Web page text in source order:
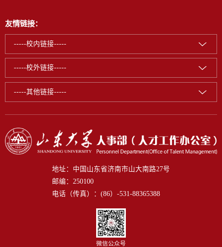
友情链接：
-----校内链接-----
-----校外链接-----
-----其他链接-----
地址：中国山东省济南市山大南路27号
邮编：250100
电话（传真）：(86）-531-88365388
微信公众号